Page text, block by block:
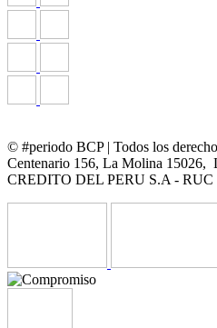
© #periodo BCP | Todos los
Centenario 156, La Molina
CREDITO DEL PERU S.A - RUC